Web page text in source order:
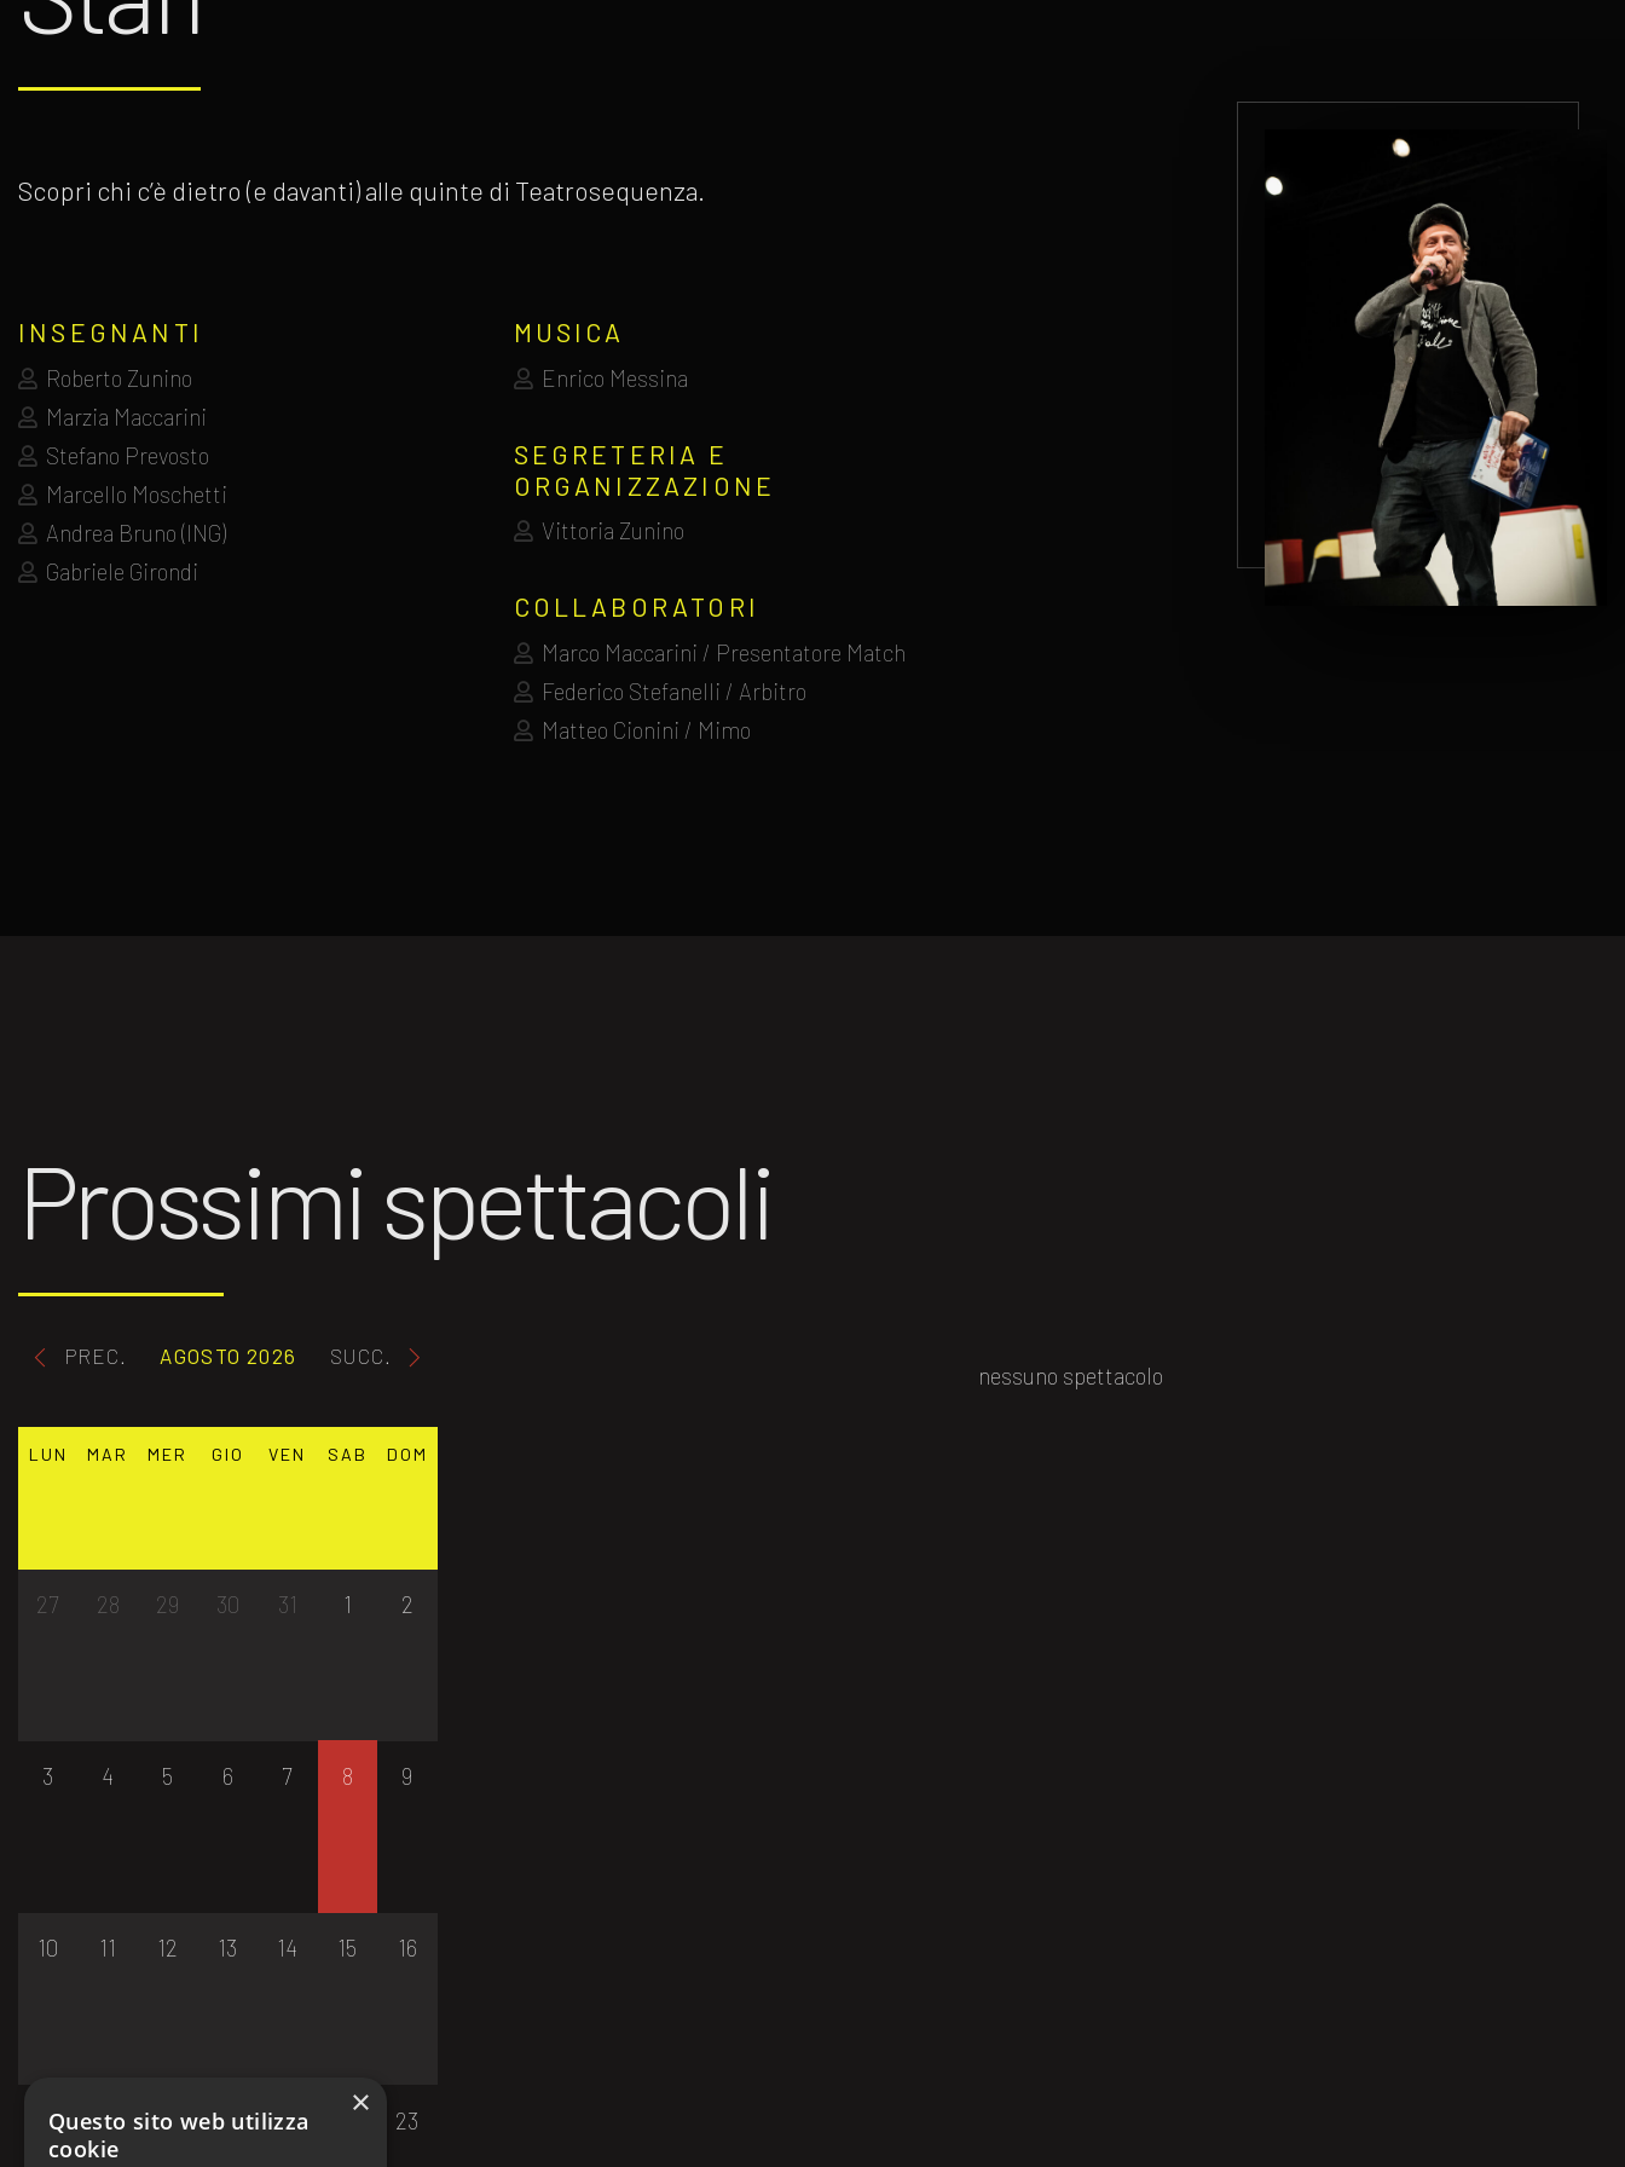
Scopri chi c’è dietro (e davanti) alle quinte di Teatrosequenza.
INSEGNANTI
Roberto Zunino
Marzia Maccarini
Stefano Prevosto
Marcello Moschetti
Andrea Bruno (ING)
Gabriele Girondi
MUSICA
Enrico Messina
SEGRETERIA E
ORGANIZZAZIONE
Vittoria Zunino
COLLABORATORI
Marco Maccarini / Presentatore Match
Federico Stefanelli / Arbitro
Matteo Cionini / Mimo
Prossimi spettacoli
PREC. AGOSTO 2026 SUCC.
LUN MAR MER GIO VEN SAB DOM
27 28 29 30 31 1 2
3 4 5 6 7 8 9
10 11 12 13 14 15 16
17 18 19 20 21 22 23
nessuno spettacolo
×
Questo sito web utilizza
cookie